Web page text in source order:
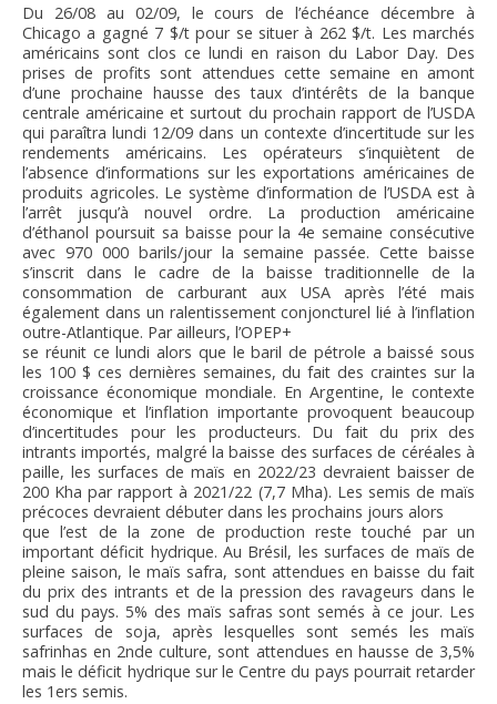
IRRIGANTS DE FRANCE
GERM-SERVICES
EMPLOI
Du 26/08 au 02/09, le cours de l’échéance décembre à
Chicago a gagné 7 $/t pour se situer à 262 $/t. Les marchés
américains sont clos ce lundi en raison du Labor Day. Des
prises de profits sont attendues cette semaine en amont
d’une prochaine hausse des taux d’intérêts de la banque
centrale américaine et surtout du prochain rapport de l’USDA
qui paraîtra lundi 12/09 dans un contexte d’incertitude sur les
rendements américains. Les opérateurs s’inquiètent de
l’absence d’informations sur les exportations américaines de
produits agricoles. Le système d’information de l’USDA est à
l’arrêt jusqu’à nouvel ordre. La production américaine
d’éthanol poursuit sa baisse pour la 4e semaine consécutive
avec 970 000 barils/jour la semaine passée. Cette baisse
s’inscrit dans le cadre de la baisse traditionnelle de la
consommation de carburant aux USA après l’été mais
également dans un ralentissement conjoncturel lié à l’inflation
outre-Atlantique. Par ailleurs, l’OPEP+
se réunit ce lundi alors que le baril de pétrole a baissé sous
les 100 $ ces dernières semaines, du fait des craintes sur la
croissance économique mondiale. En Argentine, le contexte
économique et l’inflation importante provoquent beaucoup
d’incertitudes pour les producteurs. Du fait du prix des
intrants importés, malgré la baisse des surfaces de céréales à
paille, les surfaces de maïs en 2022/23 devraient baisser de
200 Kha par rapport à 2021/22 (7,7 Mha). Les semis de maïs
précoces devraient débuter dans les prochains jours alors
que l’est de la zone de production reste touché par un
important déficit hydrique. Au Brésil, les surfaces de maïs de
pleine saison, le maïs safra, sont attendues en baisse du fait
du prix des intrants et de la pression des ravageurs dans le
sud du pays. 5% des maïs safras sont semés à ce jour. Les
surfaces de soja, après lesquelles sont semés les maïs
safrinhas en 2nde culture, sont attendues en hausse de 3,5%
mais le déficit hydrique sur le Centre du pays pourrait retarder
les 1ers semis.